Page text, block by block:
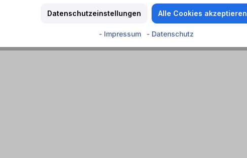
Datenschutzeinstellungen Alle Cookies akzeptieren
- Impressum - Datenschutz